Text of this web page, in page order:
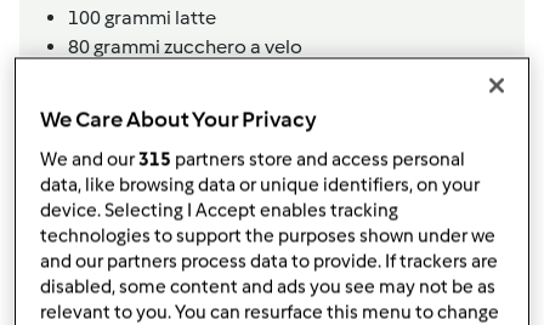
100grammi latte
80grammi zucchero a velo
1bustinavanillina
q.b.sale, bicarbonato
Per guarnire
q.b.burro fuso, latte, zucchero di canna
Aggiungi alla lista della spesa
We Care About Your Privacy
We and our315 partners store and access personal
data, like browsing data or unique identifiers, on your
device. Selecting I Accept enables tracking
technologies to support the purposes shown under we
and our partners process data to provide. If trackers are
disabled, some content and ads you see may not be as
relevant to you. You can resurface this menu to change